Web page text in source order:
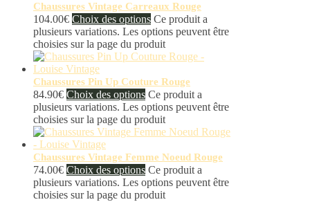
Chaussures Vintage Carreaux Rouge
104.00€ Choix des options Ce produit a
plusieurs variations. Les options peuvent être
choisies sur la page du produit
Chaussures Pin Up Couture Rouge
84.90€ Choix des options Ce produit a
plusieurs variations. Les options peuvent être
choisies sur la page du produit
Chaussures Vintage Femme Noeud Rouge
74.00€ Choix des options Ce produit a
plusieurs variations. Les options peuvent être
choisies sur la page du produit